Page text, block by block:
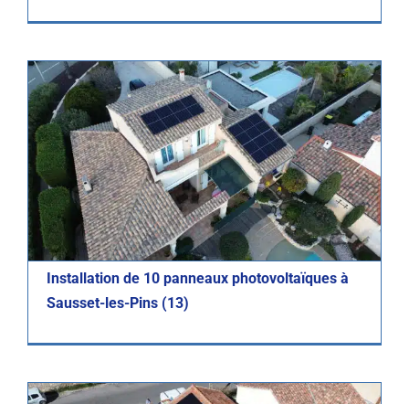
Installation de 10 panneaux photovoltaïques à
Sausset-les-Pins (13)
Photovoltaïque